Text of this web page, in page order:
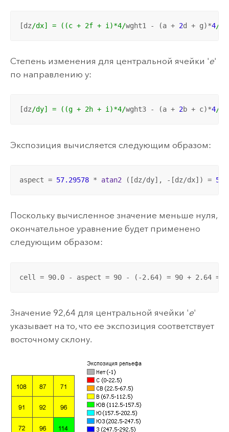
[dz/dx] = ((c + 2f + i)*4/wght1 - (a + 2d + g)*4/
Степень изменения для центральной ячейки 'e'
по направлению y:
[dz/dy] = ((g + 2h + i)*4/wght3 - (a + 2b + c)*4/
Экспозиция вычисляется следующим образом:
aspect = 57.29578 * atan2 ([dz/dy], -[dz/dx]) =
Поскольку вычисленное значение меньше нуля,
окончательное уравнение будет применено
следующим образом:
cell = 90.0 - aspect = 90 - (-2.64) = 90 + 2.64 =
Значение 92,64 для центральной ячейки 'e'
указывает на то, что ее экспозиция соответствует
восточному склону.